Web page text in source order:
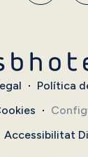
Política
Accessibilitat